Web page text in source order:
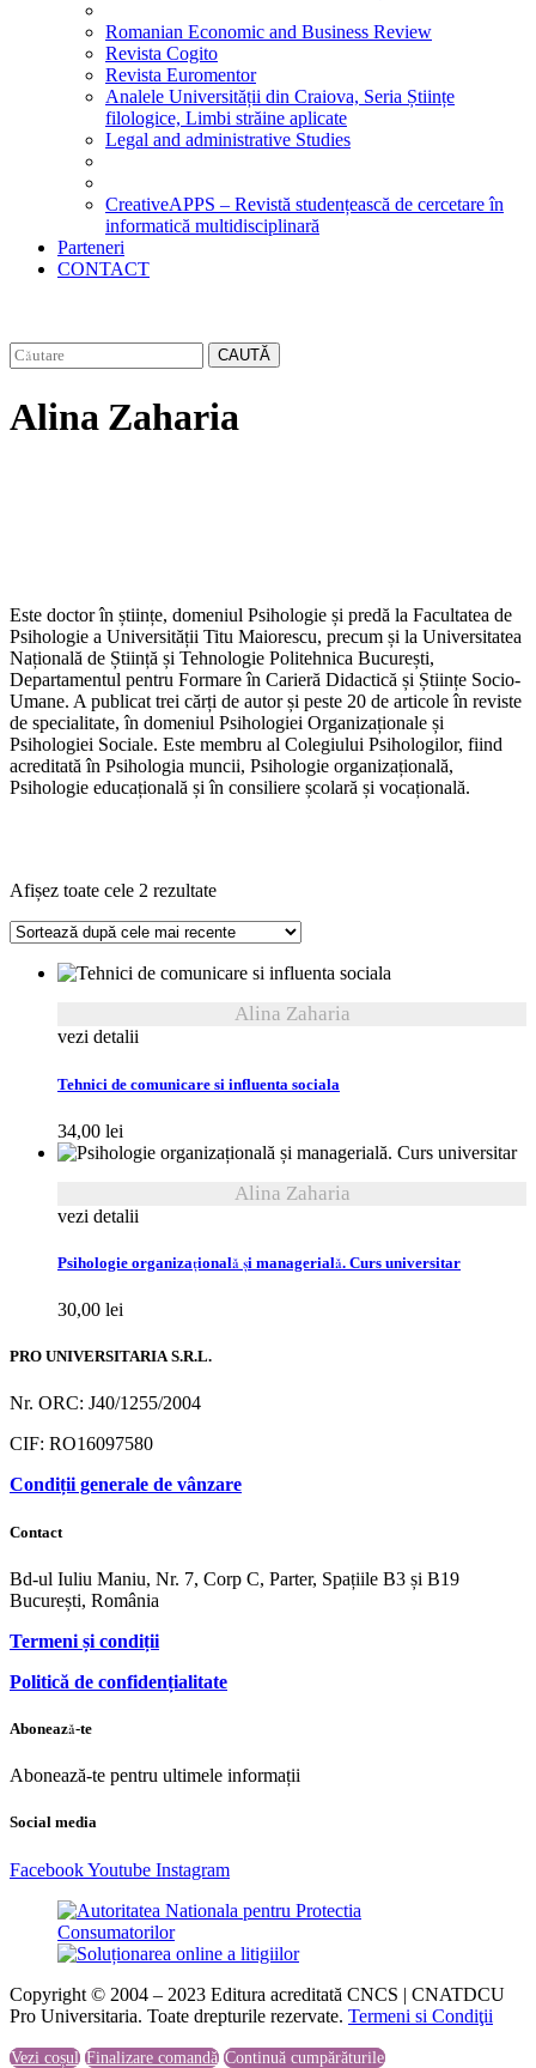
Romanian Economic and Business Review
Revista Cogito
Revista Euromentor
Analele Universității din Craiova, Seria Științe
filologice, Limbi străine aplicate
Legal and administrative Studies
CreativeAPPS – Revistă studențească de cercetare în
informatică multidisciplinară
Parteneri
CONTACT
CAUTĂ
Alina Zaharia
Este doctor în științe, domeniul Psihologie și predă la Facultatea de
Psihologie a Universității Titu Maiorescu, precum și la Universitatea
Națională de Știință și Tehnologie Politehnica București,
Departamentul pentru Formare în Carieră Didactică și Științe Socio-
Umane. A publicat trei cărți de autor și peste 20 de articole în reviste
de specialitate, în domeniul Psihologiei Organizaționale și
Psihologiei Sociale. Este membru al Colegiului Psihologilor, fiind
acreditată în Psihologia muncii, Psihologie organizațională,
Psihologie educațională și în consiliere școlară și vocațională.
Afișez toate cele 2 rezultateSortat
cele
recente
Alina Zaharia
vezi detalii
Tehnici de comunicare si influenta sociala
34,00 lei
Alina Zaharia
vezi detalii
Psihologie organizațională și managerială. Curs universitar
30,00 lei
PRO UNIVERSITARIA S.R.L.
Nr. ORC: J40/1255/2004
CIF: RO16097580
Condiții generale de vânzare
Contact
Bd-ul Iuliu Maniu, Nr. 7, Corp C, Parter, Spațiile B3 și B19
București, România
Termeni și condiții
Politică de confidențialitate
Abonează-te
Abonează-te pentru ultimele informații
Social media
FacebookYoutube Instagram
Copyright © 2004 – 2023 Editura acreditată CNCS | CNATDCU
Pro Universitaria. Toate drepturile rezervate. Termeni si Condiţii
Vezi coșul Finalizare comandă Continuă cumpărăturile